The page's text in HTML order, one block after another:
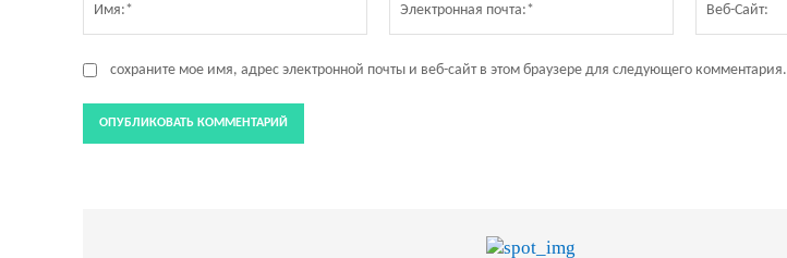
почта:*
сохраните мое имя, адрес электронной почты и веб-сайт в этом браузере для следующего комментария.